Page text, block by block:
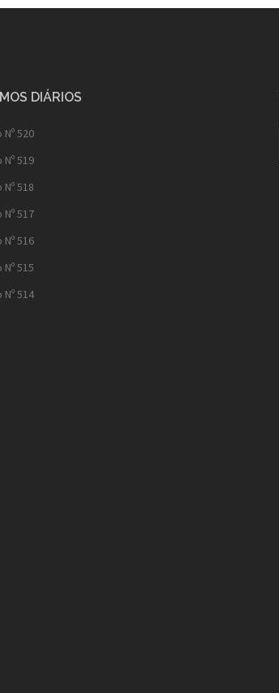
DIÁRIOS
Nº 520
Nº 519
Nº 518
Nº 517
Nº 516
Nº 515
Nº 514